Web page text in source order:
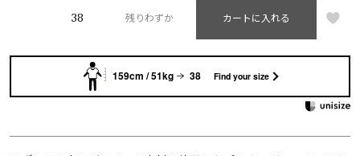
38 残りわずか カートに入れる
159cm / 51kg 38 Find your size